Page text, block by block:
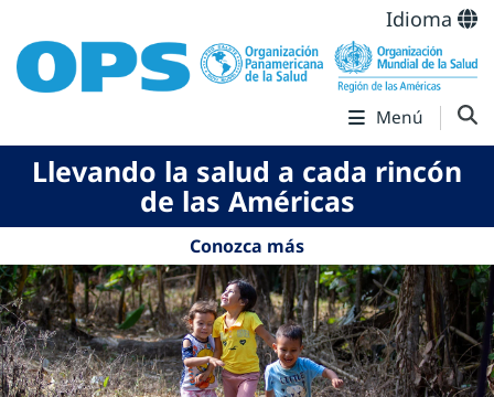
Idioma
Menú
Llevando la salud a cada rincón
de las Américas
Conozca más